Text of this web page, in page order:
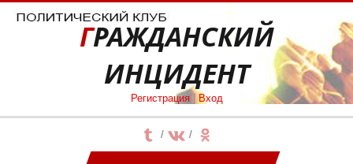
ГРАЖДАНСКИЙ
ИНЦИДЕНТ
Регистрация Вход